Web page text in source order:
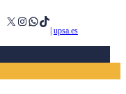
X Instagram WhatsApp TikTok
upsa.es